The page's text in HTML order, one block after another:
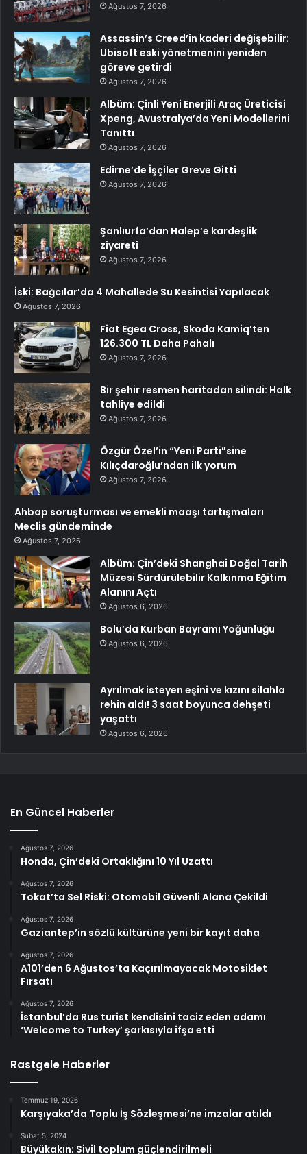
Ağustos 7, 2026
Assassin’s Creed’in kaderi değişebilir:
Ubisoft eski yönetmenini yeniden
göreve getirdi
Ağustos 7, 2026
Albüm: Çinli Yeni Enerjili Araç Üreticisi
Xpeng, Avustralya’da Yeni Modellerini
Tanıttı
Ağustos 7, 2026
Edirne’de İşçiler Greve Gitti
Ağustos 7, 2026
Şanlıurfa’dan Halep’e kardeşlik
ziyareti
Ağustos 7, 2026
İski: Bağcılar’da 4 Mahallede Su Kesintisi Yapılacak
Ağustos 7, 2026
Fiat Egea Cross, Skoda Kamiq’ten
126.300 TL Daha Pahalı
Ağustos 7, 2026
Bir şehir resmen haritadan silindi: Halk
tahliye edildi
Ağustos 7, 2026
Özgür Özel’in “Yeni Parti”sine
Kılıçdaroğlu’ndan ilk yorum
Ağustos 7, 2026
Ahbap soruşturması ve emekli maaşı tartışmaları
Meclis gündeminde
Ağustos 7, 2026
Albüm: Çin’deki Shanghai Doğal Tarih
Müzesi Sürdürülebilir Kalkınma Eğitim
Alanını Açtı
Ağustos 6, 2026
Bolu’da Kurban Bayramı Yoğunluğu
Ağustos 6, 2026
Ayrılmak isteyen eşini ve kızını silahla
rehin aldı! 3 saat boyunca dehşeti
yaşattı
Ağustos 6, 2026
En Güncel Haberler
Ağustos 7, 2026
Honda, Çin’deki Ortaklığını 10 Yıl Uzattı
Ağustos 7, 2026
Tokat’ta Sel Riski: Otomobil Güvenli Alana Çekildi
Ağustos 7, 2026
Gaziantep’in sözlü kültürüne yeni bir kayıt daha
Ağustos 7, 2026
A101’den 6 Ağustos’ta Kaçırılmayacak Motosiklet
Fırsatı
Ağustos 7, 2026
İstanbul’da Rus turist kendisini taciz eden adamı
‘Welcome to Turkey’ şarkısıyla ifşa etti
Rastgele Haberler
Temmuz 19, 2026
Karşıyaka’da Toplu İş Sözleşmesi’ne imzalar atıldı
Şubat 5, 2024
Büyükakın; Sivil toplum güçlendirilmeli